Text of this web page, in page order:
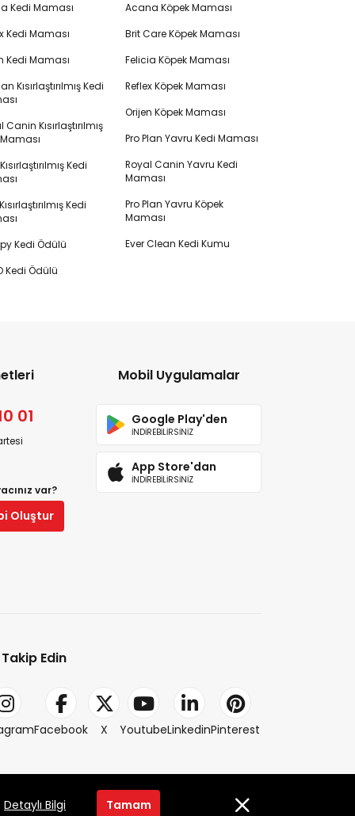
Kedi Maması
Kedi Maması
Kedi Maması
Kısırlaştırılmış Kedi
Canin Kısırlaştırılmış
Kedi
Kedi
Kedi Ödülü
Kedi Ödülü
Acana Köpek Maması
Brit Care Köpek Maması
Felicia Köpek Maması
Reflex Köpek Maması
Orijen Köpek Maması
Pro Plan Yavru Kedi Maması
Royal Canin Yavru Kedi
Maması
Pro Plan Yavru Köpek
Maması
Ever Clean Kedi Kumu
01
var?
Oluştur
Mobil Uygulamalar
Google Play'den
İNDİREBİLİRSİNİZ
App Store'dan
İNDİREBİLİRSİNİZ
Edin
Facebook X YoutubeLinkedinPinterest
2014-2026 © petlebi.com v11.88.0
Detaylı Bilgi Tamam